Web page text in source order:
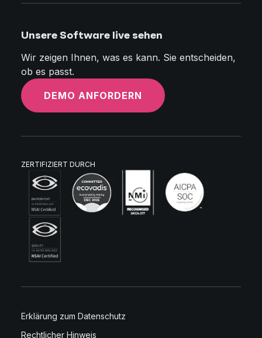
Unsere Software live sehen
Wir zeigen Ihnen, was es kann. Sie entscheiden,
ob es passt.
DEMO ANFORDERN
ZERTIFIZIERT DURCH
Erklärung zum Datenschutz
Rechtlicher Hinweis